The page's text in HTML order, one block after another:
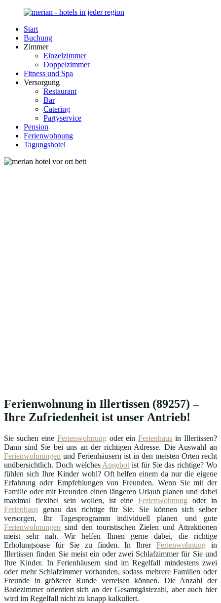
Zurück
Inhalt
Merian-
Hotel.de
Portal
Unterkunft
Deutschland
Start
Buchung
Zimmer
Einzelzimmer
Doppelzimmer
Fitness und Spa
Versorgung
Restaurant
Bar
Catering
Partyservice
Pension
Ferienwohnung
Tagungshotel
Ferienwohnung in Illertissen (89257) –
Ihre Zufriedenheit ist unser Antrieb!
Sie suchen eine Ferienwohnung oder einFerienhaus in Illertissen?
Dann sind Sie bei uns an der richtigen Adresse. Die Auswahl an
Ferienwohnungen und Ferienhäusern ist in den meisten Orten recht
unübersichtlich. Doch welches Angebot ist für Sie das richtige? Wo
fühlen sich Ihre Kinder wohl? Oft helfen einem da nur die eigene
Erfahrung oder Empfehlungen von Freunden. Wenn Sie mit der
Familie oder mit Freunden einen längeren Urlaub planen und dabei
maximal flexibel sein wollen, ist eineFerienwohnung oder in
Ferienhaus genau das richtige für Sie. Sie können sich selber
versorgen, Ihr Tagesprogramm individuell planen und gute
Ferienwohnungen sind den touristischen Zielen und Attraktionen
meist sehr nah. Wir helfen Ihnen gerne dabei, die richtige
Erholungsoase für Sie zu finden. In IhrerFerienwohnung in
Illertissen finden Sie meist ein oder zwei Schlafzimmer für Sie und
Ihre Kinder. In Ferienhäusern sind im Regelfall mindestens zwei
oder mehr Schlafzimmer vorhanden, sodass mehrere Familien oder
Freunde in größerer Runde verreisen können. Die Anzahl der
Badezimmer orientiert sich an der Gesamtgästezahl, aber auch hier
wird im Regelfall nicht zu knapp kalkuliert.